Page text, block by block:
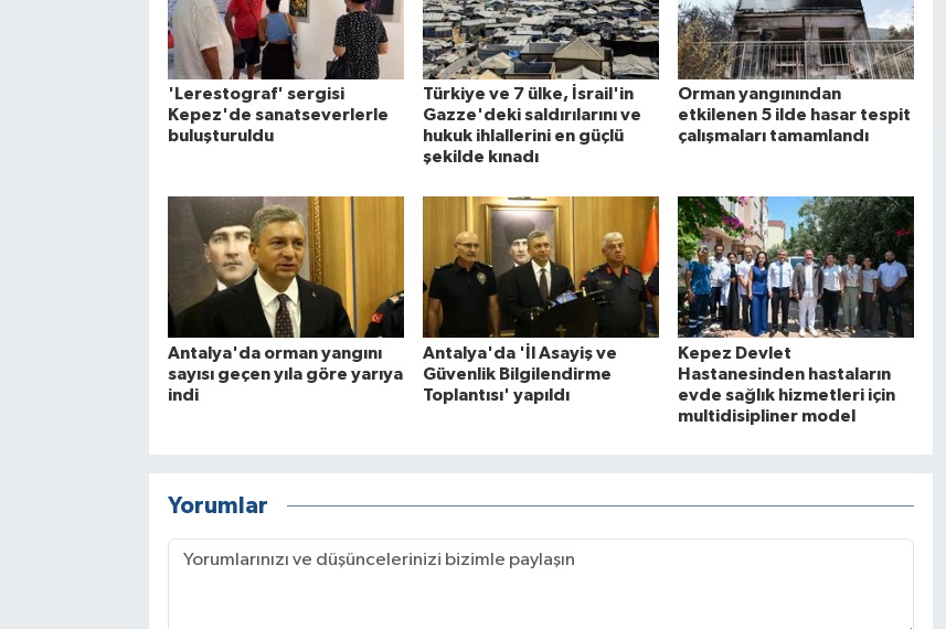
'Lerestograf' sergisi
Kepez'de sanatseverlerle
buluşturuldu
Türkiye ve 7 ülke, İsrail'in
Gazze'deki saldırılarını ve
hukuk ihlallerini en güçlü
şekilde kınadı
Orman yangınından
etkilenen 5 ilde hasar tespit
çalışmaları tamamlandı
Antalya'da orman yangını
sayısı geçen yıla göre yarıya
indi
Antalya'da 'İl Asayiş ve
Güvenlik Bilgilendirme
Toplantısı' yapıldı
Kepez Devlet
Hastanesinden hastaların
evde sağlık hizmetleri için
multidisipliner model
Yorumlar